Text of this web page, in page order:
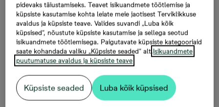
В продаже
Mäepealse 9/2-9, 3
комнаты, 63,7 м²,
280 990 €
Oставить контактную информацию
pidevaks täiustamiseks. Teavet isikuandmete töötlemise ja
küpsiste kasutamise kohta leiate meie jaotisest Terviklikkuse
avaldus ja küpsiste teave. Valides suvandi „Luba kõik
küpsised“, nõustute küpsiste kasutamise ja sellega seotud
isikuandmete töötlemisega. Paigutavate küpsiste kategooriaid
saate kohandada valiku „Küpsiste seaded“ alt.Isikuandmete
puutumatuse avaldus ja küpsiste teave
Küpsiste seaded Luba kõik küpsised